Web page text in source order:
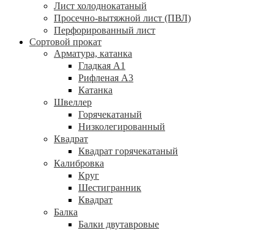
Лист холоднокатаный
Просечно-вытяжной лист (ПВЛ)
Перфорированный лист
Сортовой прокат
Арматура, катанка
Гладкая А1
Рифленая А3
Катанка
Швеллер
Горячекатаный
Низколегированный
Квадрат
Квадрат горячекатаный
Калибровка
Круг
Шестигранник
Квадрат
Балка
Балки двутавровые